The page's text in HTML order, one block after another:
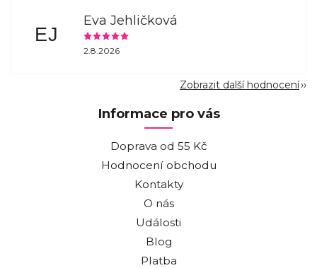
EJ
Eva Jehličková
2.8.2026
Zobrazit další hodnocení
Informace pro vás
Doprava od 55 Kč
Hodnocení obchodu
Kontakty
O nás
Události
Blog
Platba